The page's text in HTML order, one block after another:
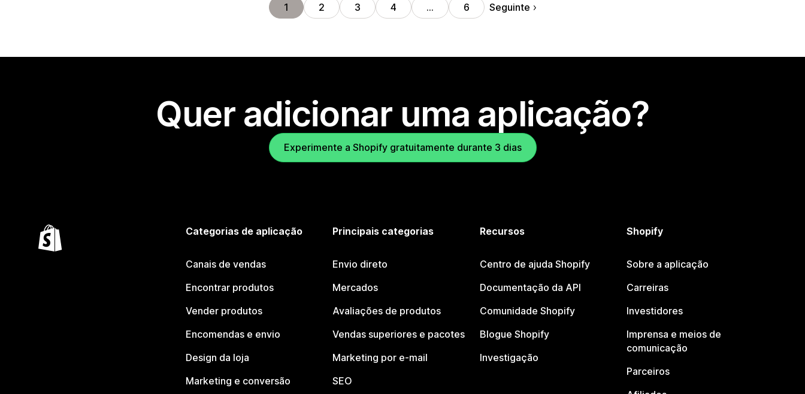
1 2 3 4 … 6 Seguinte
Quer adicionar uma aplicação?
Experimente a Shopify gratuitamente durante 3 dias
Categorias de aplicação
Canais de vendas
Encontrar produtos
Vender produtos
Encomendas e envio
Design da loja
Marketing e conversão
Principais categorias
Envio direto
Mercados
Avaliações de produtos
Vendas superiores e pacotes
Marketing por e-mail
SEO
Recursos
Centro de ajuda Shopify
Documentação da API
Comunidade Shopify
Blogue Shopify
Investigação
Shopify
Sobre a aplicação
Carreiras
Investidores
Imprensa e meios de
comunicação
Parceiros